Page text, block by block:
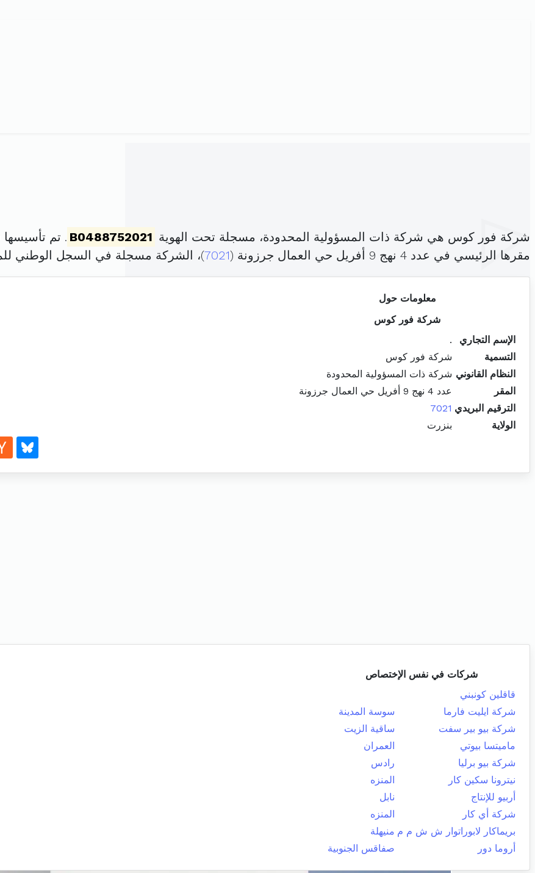
شركة فور كوس هي شركة ذات المسؤولية المحدودة، مسجلة تحت الهوية B0488752021 . تم تأسيسها في 26 فيفري 2021
مقرها الرئيسي في عدد 4 نهج 9 أفريل حي العمال جرزونة (
7021)، الشركة مسجلة في السجل الوطني
معلومات حول
شركة فور كوس
الإسم التجاري
.
التسمية
شركة فور كوس
النظام القانوني شركة ذات المسؤولية المحدودة
المقر
عدد 4 نهج 9 أفريل حي العمال جرزونة
الترقيم البريدي 7021
الولاية
بنزرت
شركات في نفس الإختصاص
قاقلين كونبني
شركة ايليت فارما
سوسة المدينة
شركة بيو بير سفت
ساقية الزيت
ماميتسا بيوتي
العمران
شركة بيو برليا
رادس
نيترونا سكين كار
المنزه
أربيو للإنتاج
نابل
شركة أي كار
المنزه
بريماكار لابوراتوار ش ش م م منيهلة
أروما دور
صفاقس الجنوبية